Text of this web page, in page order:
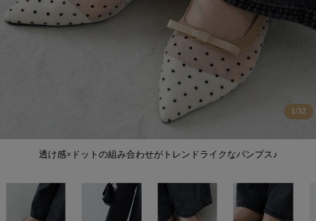
透け感×ドットの組み合わせがトレンドライクなパンプス♪
1/32